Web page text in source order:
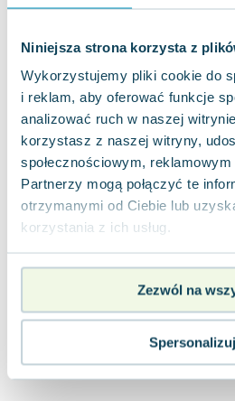
Niniejsza strona korzysta z
Wykorzystujemy pliki cookie do
i reklam, aby oferować funkcje
analizować ruch w naszej
korzystasz z naszej witryny,
społecznościowym,
Partnerzy mogą połączyć te
otrzymanymi od Ciebie lub
korzystania z ich usług.
Zezwól na
Spersonalizuj
Joseph Murphy
Aleksander Puszkin
Oscar Wilde
Małgorzata Ohme
Maddie Ziegler
Leszek Czarnecki
Joanna Racewicz
Maria Seweryn
Janina Zającówna
Anna Prus (oprac.)
Nela Mała Reporterka
Agnieszka Maciąg
Terry Pratchett